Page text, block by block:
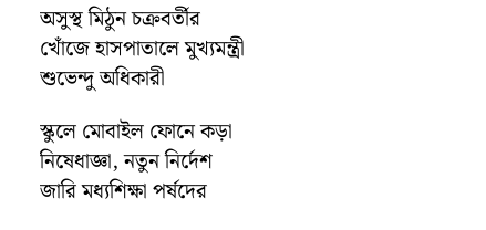
অসুস্থ মিঠুন চক্রবর্তীর
খোঁজে হাসপাতালে মুখ্যমন্ত্রী
শুভেন্দু অধিকারী
স্কুলে মোবাইল ফোনে কড়া
নিষেধাজ্ঞা, নতুন নির্দেশ
জারি মধ্যশিক্ষা পর্ষদের